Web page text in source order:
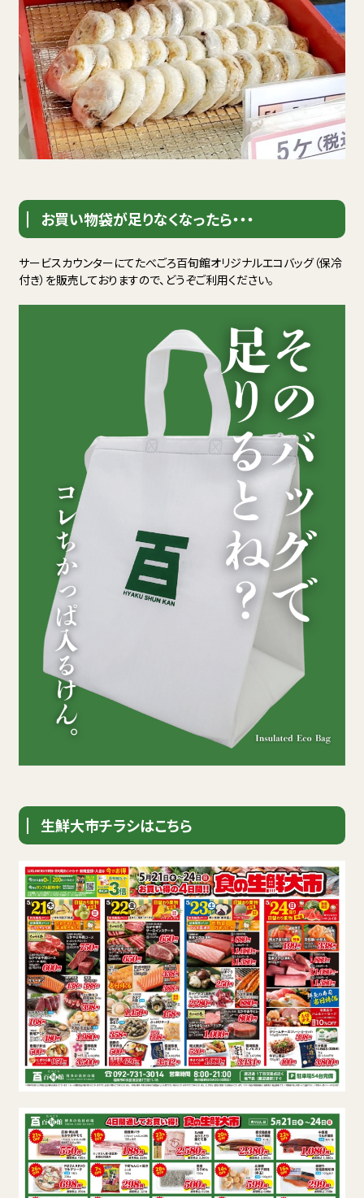
お買い物袋が足りなくなったら・・・
サービスカウンターにてたべごろ百旬館オリジナルエコバッグ（保冷
付き）を販売しておりますので、どうぞご利用ください。
生鮮大市チラシはこちら